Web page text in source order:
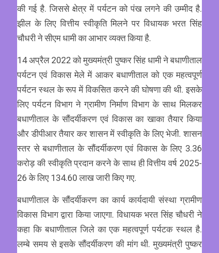
की गई है. जिससे क्षेत्र में पर्यटन को पंख लगने की उम्मीद है.
झील के लिए वित्तीय स्वीकृति मिलने पर विधायक भरत सिंह
चौधरी ने सीएम धामी का आभार व्यक्त किया है.
14 अप्रैल 2022 को मुख्यमंत्री पुष्कर सिंह धामी ने बधाणीताल
पर्यटन एवं विकास मेले में आकर बधाणीताल को एक महत्वपूर्ण
पर्यटन स्थल के रूप में विकसित करने की घोषणा की थी. इसके
लिए पर्यटन विभाग ने ग्रामीण निर्माण विभाग के साथ मिलकर
बधाणीताल के सौंदर्यीकरण एवं विकास का खाका तैयार किया
और डीपीआर तैयार कर शासन में स्वीकृति के लिए भेजी. शासन
स्तर से बधाणीताल के सौंदर्यीकरण एवं विकास के लिए 3.36
करोड़ की स्वीकृति प्रदान करने के साथ ही वित्तीय वर्ष 2025-
26 के लिए 134.60 लाख जारी किए गए.
बधाणीताल के सौंदर्यीकरण का कार्य कार्यदायी संस्था ग्रामीण
विकास विभाग द्वारा किया जाएगा. विधायक भरत सिंह चौधरी ने
कहा कि बधाणीताल जिले का एक महत्वपूर्ण पर्यटक स्थल है.
लम्बे समय से इसके सौंदर्यीकरण की मांग थी. मुख्यमंत्री पुष्कर